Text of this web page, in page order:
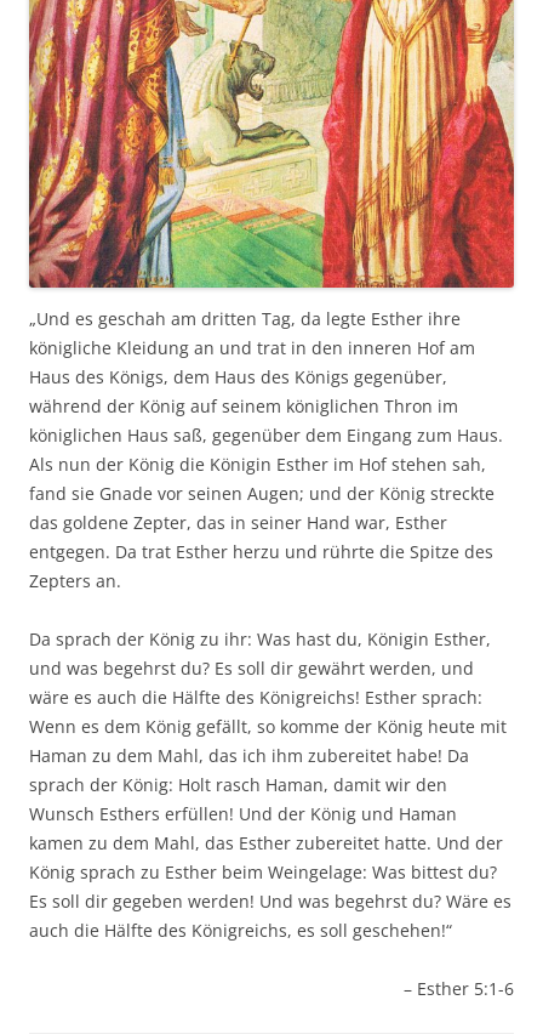
„Und es geschah am dritten Tag, da legte Esther ihre
königliche Kleidung an und trat in den inneren Hof am
Haus des Königs, dem Haus des Königs gegenüber,
während der König auf seinem königlichen Thron im
königlichen Haus saß, gegenüber dem Eingang zum Haus.
Als nun der König die Königin Esther im Hof stehen sah,
fand sie Gnade vor seinen Augen; und der König streckte
das goldene Zepter, das in seiner Hand war, Esther
entgegen. Da trat Esther herzu und rührte die Spitze des
Zepters an.
Da sprach der König zu ihr: Was hast du, Königin Esther,
und was begehrst du? Es soll dir gewährt werden, und
wäre es auch die Hälfte des Königreichs! Esther sprach:
Wenn es dem König gefällt, so komme der König heute mit
Haman zu dem Mahl, das ich ihm zubereitet habe! Da
sprach der König: Holt rasch Haman, damit wir den
Wunsch Esthers erfüllen! Und der König und Haman
kamen zu dem Mahl, das Esther zubereitet hatte. Und der
König sprach zu Esther beim Weingelage: Was bittest du?
Es soll dir gegeben werden! Und was begehrst du? Wäre es
auch die Hälfte des Königreichs, es soll geschehen!“
– Esther 5:1-6